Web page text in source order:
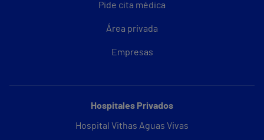
Pide cita médica
Área privada
Empresas
Hospitales Privados
Hospital Vithas Aguas Vivas